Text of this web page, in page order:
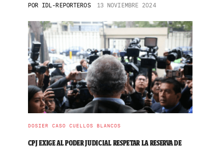
POR IDL-REPORTEROS 13 NOVIEMBRE 2024
DOSIER CASO CUELLOS BLANCOS
CPJ EXIGE AL PODER JUDICIAL RESPETAR LA RESERVA DE